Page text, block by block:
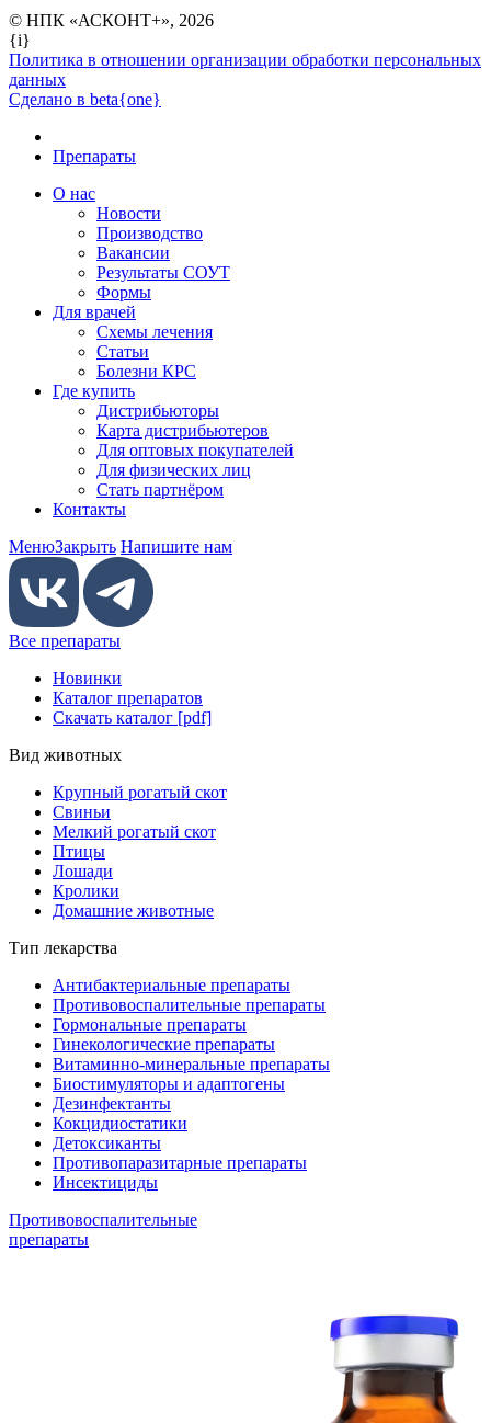
© НПК «АСКОНТ+», 2026
{i}
Политика в отношении организации обработки персональных
данных
Сделано в beta{one}
Препараты
О нас
Новости
Производство
Вакансии
Результаты СОУТ
Формы
Для врачей
Схемы лечения
Статьи
Болезни КРС
Где купить
Дистрибьюторы
Карта дистрибьютеров
Для оптовых покупателей
Для физических лиц
Стать партнёром
Контакты
МенюЗакрыть Напишите нам
Все препараты
Новинки
Каталог препаратов
Скачать каталог [pdf]
Вид животных
Крупный рогатый скот
Свиньи
Мелкий рогатый скот
Птицы
Лошади
Кролики
Домашние животные
Тип лекарства
Антибактериальные препараты
Противовоспалительные препараты
Гормональные препараты
Гинекологические препараты
Витаминно-минеральные препараты
Биостимуляторы и адаптогены
Дезинфектанты
Кокцидиостатики
Детоксиканты
Противопаразитарные препараты
Инсектициды
Противовоспалительные
препараты